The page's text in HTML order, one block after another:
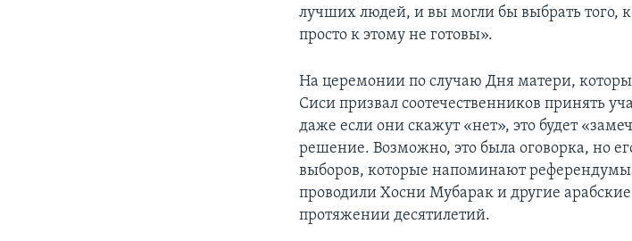
лучших людей, и вы могли бы выбрать того,
просто к этому не готовы».
На церемонии по случаю Дня матери,
Сиси призвал соотечественников принять
даже если они скажут «нет», это будет
решение. Возможно, это была оговорка, но
выборов, которые напоминают референдумы
проводили Хосни Мубарак и другие
протяжении десятилетий.